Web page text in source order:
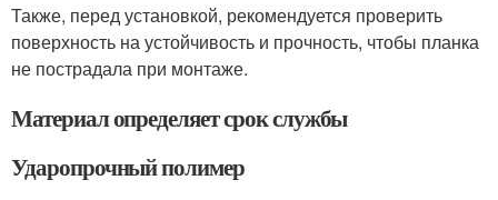
Также, перед установкой, рекомендуется проверить
поверхность на устойчивость и прочность, чтобы планка
не пострадала при монтаже.
Материал определяет срок службы
Ударопрочный полимер